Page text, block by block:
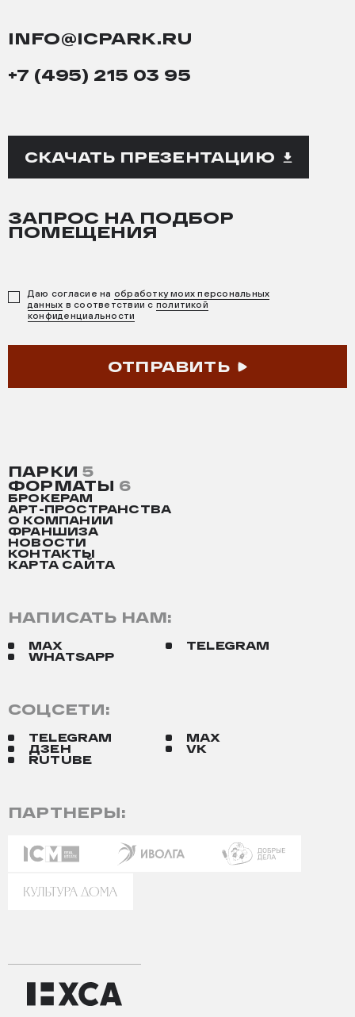
INFO@ICPARK.RU
+7 (495) 215 03 95
СКАЧАТЬ ПРЕЗЕНТАЦИЮ
ПАРКИ 5
ФОРМАТЫ 6
БРОКЕРАМ
АРТ-ПРОСТРАНСТВА
О КОМПАНИИ
ФРАНШИЗА
НОВОСТИ
КОНТАКТЫ
КАРТА САЙТА
ЗАПРОС НА ПОДБОР
ПОМЕЩЕНИЯ
Даю согласие на обработку моих персональных
данных в соответствии с политикой
конфиденциальности
ОТПРАВИТЬ
ПАРТНЕРЫ:
СОЦСЕТИ:
TELEGRAM
MAX
ДЗЕН
VK
RUTUBE
НАПИСАТЬ НАМ:
MAX
TELEGRAM
WHATSAPP